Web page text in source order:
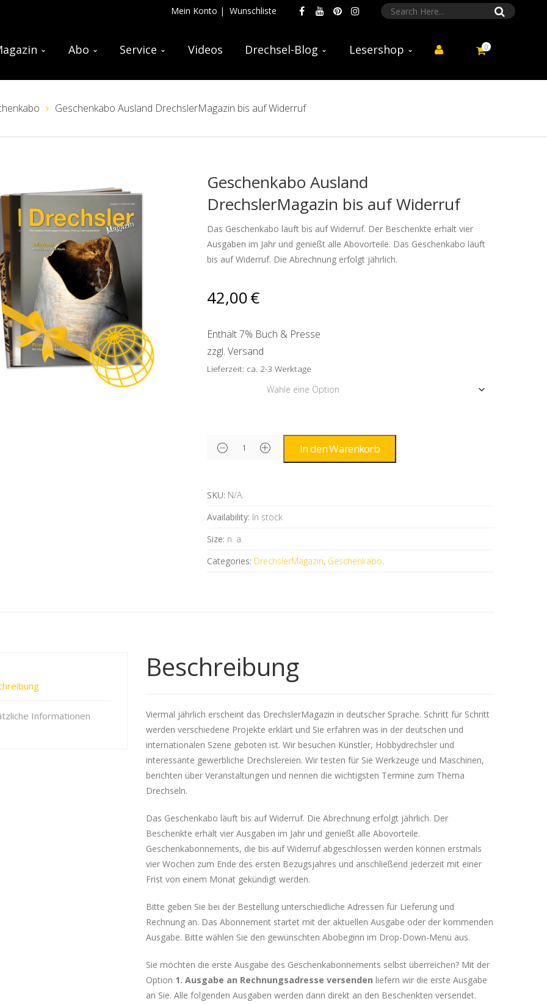
Mein Konto | Wunschliste
Abo Service Videos Drechsel-Blog Lesershop 0
Geschenkabo Ausland DrechslerMagazin bis auf Widerruf
Geschenkabo Ausland
DrechslerMagazin bis auf Widerruf
Das Geschenkabo läuft bis auf Widerruf. Der Beschenkte erhält vier
Ausgaben im Jahr und genießt alle Abovorteile. Das Geschenkabo läuft
bis auf Widerruf. Die Abrechnung erfolgt jährlich.
42,00€
Enthält 7% Buch & Presse
zzgl. Versand
Lieferzeit: ca. 2-3 Werktage
In den Warenkorb
SKU: N/A.
Availability: In stock
Size: n. a.
Categories: DrechslerMagazin, Geschenkabo.
Informationen
Beschreibung
Viermal jährlich erscheint das DrechslerMagazin in deutscher Sprache. Schritt für Schritt
werden verschiedene Projekte erklärt und Sie erfahren was in der deutschen und
internationalen Szene geboten ist. Wir besuchen Künstler, Hobbydrechsler und
interessante gewerbliche Drechslereien. Wir testen für Sie Werkzeuge und Maschinen,
berichten über Veranstaltungen und nennen die wichtigsten Termine zum Thema
Drechseln.
Das Geschenkabo läuft bis auf Widerruf. Die Abrechnung erfolgt jährlich. Der
Beschenkte erhält vier Ausgaben im Jahr und genießt alle Abovorteile.
Geschenkabonnements, die bis auf Widerruf abgeschlossen werden können erstmals
vier Wochen zum Ende des ersten Bezugsjahres und anschließend jederzeit mit einer
Frist von einem Monat gekündigt werden.
Bitte geben Sie bei der Bestellung unterschiedliche Adressen für Lieferung und
Rechnung an. Das Abonnement startet mit der aktuellen Ausgabe oder der kommenden
Ausgabe. Bitte wählen Sie den gewünschten Abobeginn im Drop-Down-Menü aus.
Sie möchten die erste Ausgabe des Geschenkabonnements selbst überreichen? Mit der
Option 1. Ausgabe an Rechnungsadresse versenden liefern wir die erste Ausgabe
an Sie. Alle folgenden Ausgaben werden dann direkt an den Beschenkten versendet.